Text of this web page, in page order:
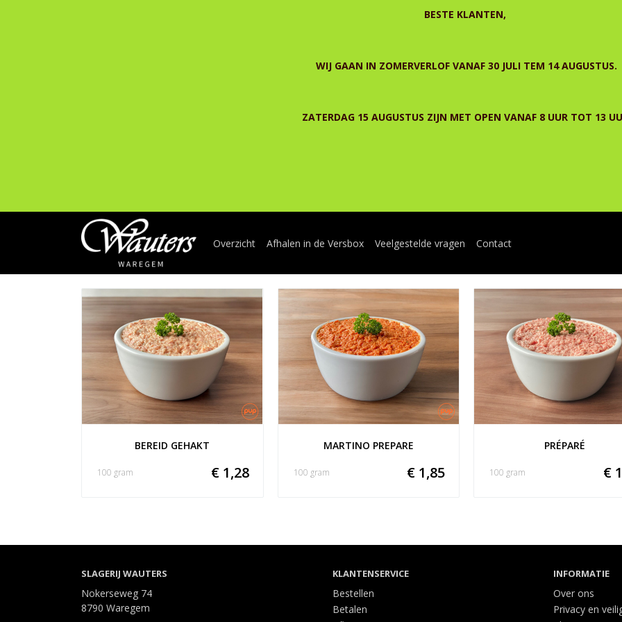
BESTE KLANTEN,
WIJ GAAN IN ZOMERVERLOF VANAF 30 JULI TEM 14 AUGUSTUS.
ZATERDAG 15 AUGUSTUS ZIJN MET OPEN VANAF 8 UUR TOT 13
Overzicht Afhalen in de Versbox Veelgestelde vragen Contact
BEREID GEHAKT
€ 1,28
100 gram
MARTINO PREPARE
€ 1,85
100 gram
PRÉPARÉ
€
100 gram
SLAGERIJ WAUTERS
Nokerseweg 74
8790 Waregem
KLANTENSERVICE
Bestellen
Betalen
INFORMATIE
Over ons
Privacy en